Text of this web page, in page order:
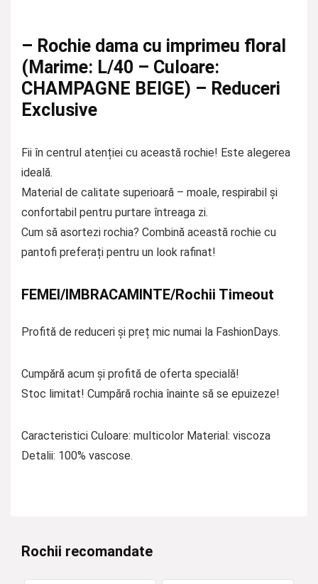
– Rochie dama cu imprimeu floral
(Marime: L/40 – Culoare:
CHAMPAGNE BEIGE) – Reduceri
Exclusive
Fii în centrul atenției cu această rochie! Este alegerea
ideală.
Material de calitate superioară – moale, respirabil și
confortabil pentru purtare întreaga zi.
Cum să asortezi rochia? Combină această rochie cu
pantofi preferați pentru un look rafinat!
FEMEI/IMBRACAMINTE/Rochii Timeout
Profită de reduceri și preț mic numai la FashionDays.
Cumpără acum și profită de oferta specială!
Stoc limitat! Cumpără rochia înainte să se epuizeze!
Caracteristici Culoare: multicolor Material: viscoza
Detalii: 100% vascose.
Rochii recomandate